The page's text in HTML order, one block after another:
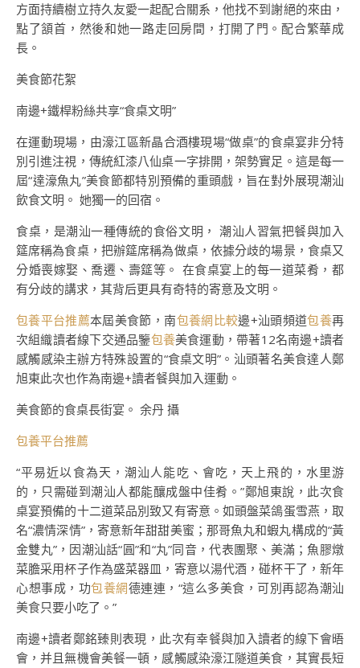
方面持續樹立持久友愛一起配合關系，他找不到謝絕的來由，
點了頷首，然後和她一路走回房間，打開了門。配合繁華成
長。
美食節花絮
南邊+鐵桿粉絲共享“食桌文明”
在運動現場，由濠江區新晶合酒樓現場“做桌”的食桌宴非分特
別引進注視，傳統紅漆八仙桌一字排開，架勢實足。這是每一
屆“達濠魚丸”美食節都特別預備的重頭戲，旨在對外展現潮汕
飲食文明。 她獨一的回宿。
食桌，是潮汕一種傳統的食俗文明， 潮汕人習氣把餐與加入
筵席稱為食桌，把辦筵席稱為做桌，依據分歧的場景，食桌又
分婚喪嫁娶、喬遷、壽筵等。 在食桌宴上的每一道菜肴，都
有分歧的講求，其背后更具有奇特的寄意及文明。
包養平台推薦本屆美食節，南包養網比較邊+汕頭頻道包養再
次組織讀者線下交通品鑒包養美食運動，帶著12名南邊+讀者
感觸感染主辦方特殊設置的“食桌文明”。汕頭著名美食達人鄭
旭東此次也作為南邊+讀者餐與加入運動。
美食節的食桌長街宴。 余丹 攝
包養平台推薦
“平易近以食為天，潮汕人能吃、會吃，天上飛的，水里游
的，只需碰到潮汕人都能釀成盤中佳肴。”鄭旭東說，此次食
桌宴預備的十二道菜品別致又有寄意。如頭盤菜鴿蛋雪燕，取
名“濃情深情”，寄意新年甜甜美蜜；那哥魚丸和蝦丸構成的“黃
金雙丸”，因潮汕話“圓”和“丸”同音，代表團聚、美滿；魚膠燉
菜膽采用杯子作為盛菜器皿，寄意以湯代酒，碰杯干了，新年
心想事成，功包養網德連連，“這么多美食，可別再認為潮汕
美食只要小吃了。”
南邊+讀者鄭銘臻則表現，此次有幸餐與加入讀者的線下會晤
會，并且無機會美餐一頓，感觸感染濠江隧道美食，其實長短